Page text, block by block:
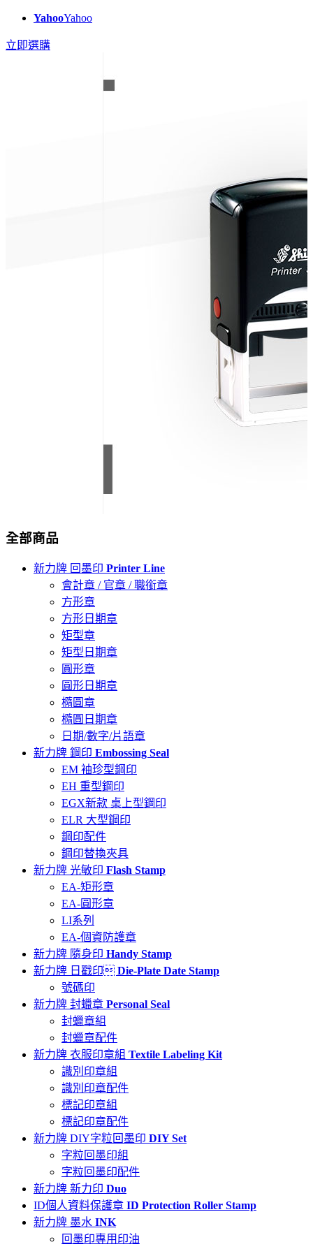
YahooYahoo
立即選購
全部商品
新力牌 回墨印 Printer Line
會計章 / 官章 / 職銜章
方形章
方形日期章
矩型章
矩型日期章
圓形章
圓形日期章
橢圓章
橢圓日期章
日期/數字/片語章
新力牌 鋼印 Embossing Seal
EM 袖珍型鋼印
EH 重型鋼印
EGX新款 桌上型鋼印
ELR 大型鋼印
鋼印配件
鋼印替換夾具
新力牌 光敏印 Flash Stamp
EA-矩形章
EA-圓形章
LI系列
EA-個資防護章
新力牌 隨身印 Handy Stamp
新力牌 日戳印 Die-Plate Date Stamp
號碼印
新力牌 封蠟章 Personal Seal
封蠟章組
封蠟章配件
新力牌 衣服印章組 Textile Labeling Kit
識別印章組
識別印章配件
標記印章組
標記印章配件
新力牌 DIY字粒回墨印 DIY Set
字粒回墨印組
字粒回墨印配件
新力牌 新力印 Duo
ID個人資料保護章 ID Protection Roller Stamp
新力牌 墨水 INK
回墨印專用印油